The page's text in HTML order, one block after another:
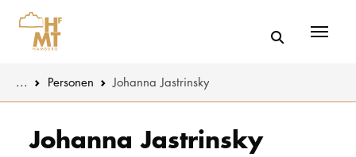
... Personen Johanna Jastrinsky
Johanna Jastrinsky